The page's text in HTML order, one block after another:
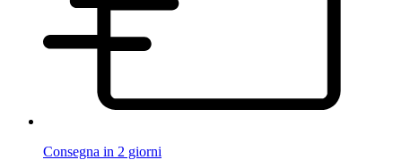
Consegna in 2 giorni